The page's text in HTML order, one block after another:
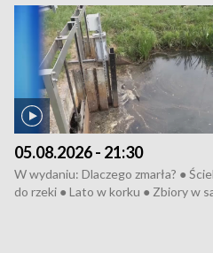
05.08.2026 - 21:30
W wydaniu: Dlaczego zmarła? ●
do rzeki ● Lato w korku ● Zbiory w